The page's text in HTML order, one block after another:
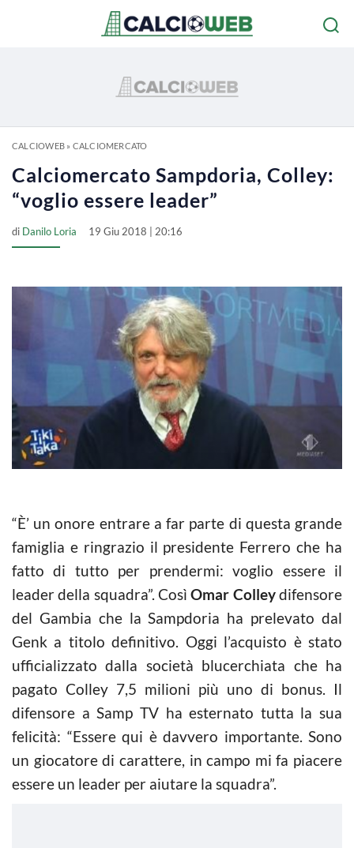
CALCIOWEB» CALCIOMERCATO
Calciomercato Sampdoria, Colley:
“voglio essere leader”
di Danilo Loria 19 Giu 2018 | 20:16
“È’ un onore entrare a far parte di questa grande
famiglia e ringrazio il presidente Ferrero che ha
fatto di tutto per prendermi: voglio essere il
leader della squadra”. CosìOmar Colleydifensore
del Gambia che la Sampdoria ha prelevato dal
Genk a titolo definitivo. Oggi l’acquisto è stato
ufficializzato dalla società blucerchiata che ha
pagato Colley 7,5 milioni più uno di bonus. Il
difensore a Samp TV ha esternato tutta la sua
felicità: “Essere qui è davvero importante. Sono
un giocatore di carattere, in campo mi fa piacere
essere un leader per aiutare la squadra”.